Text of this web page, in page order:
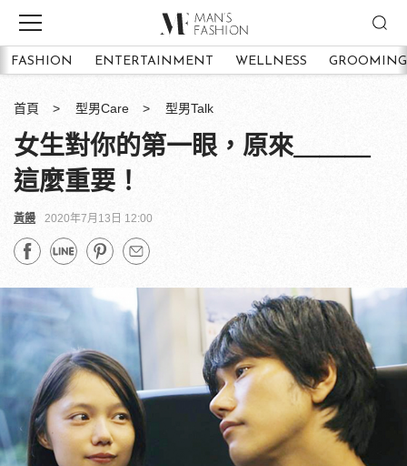
FASHION ENTERTAINMENT WELLNESS GROOMING
首頁 型男Care 型男Talk
女生對你的第一眼，原來＿＿＿
這麼重要！
黃饅 2020年7月13日 12:00